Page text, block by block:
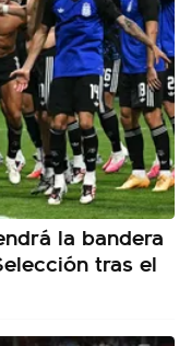
la bandera
tras el